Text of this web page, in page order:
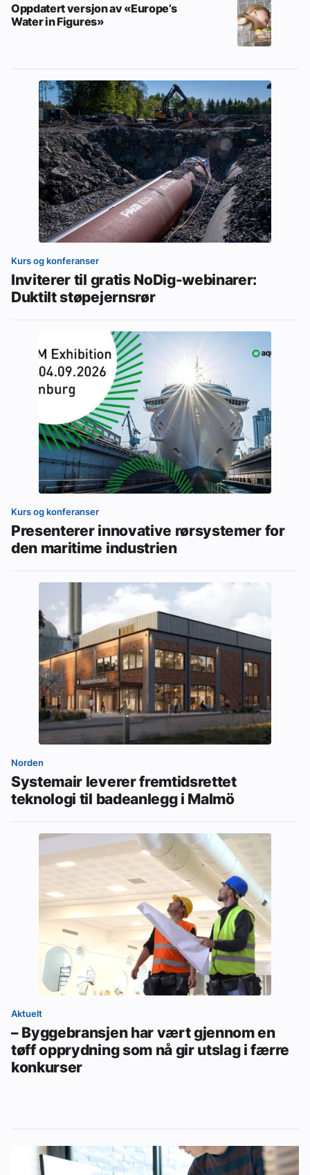
Oppdatert versjon av «Europe’s
Water in Figures»
Kurs og konferanser
Inviterer til gratis NoDig-webinarer:
Duktilt støpejernsrør
Kurs og konferanser
Presenterer innovative rørsystemer for
den maritime industrien
Norden
Systemair leverer fremtidsrettet
teknologi til badeanlegg i Malmö
Aktuelt
– Byggebransjen har vært gjennom en
tøff opprydning som nå gir utslag i færre
konkurser